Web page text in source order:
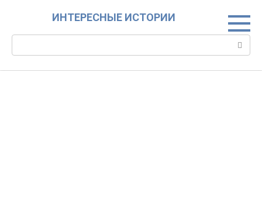
ИНТЕРЕСНЫЕ ИСТОРИИ